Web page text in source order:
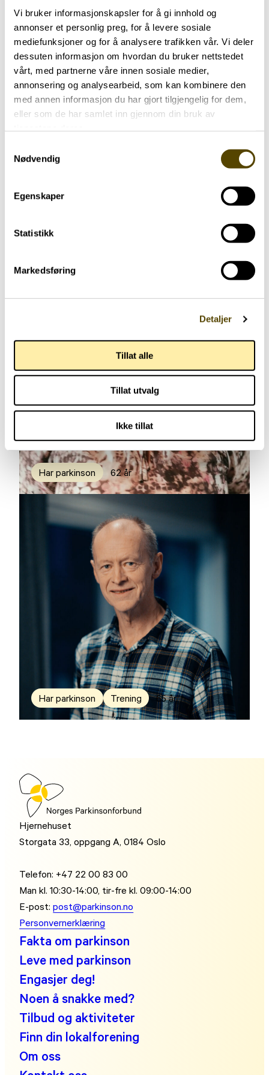
Vi bruker informasjonskapsler for å gi innhold og
annonser et personlig preg, for å levere sosiale
mediefunksjoner og for å analysere trafikken vår. Vi deler
dessuten informasjon om hvordan du bruker nettstedet
vårt, med partnerne våre innen sosiale medier,
annonsering og analysearbeid, som kan kombinere den
med annen informasjon du har gjort tilgjengelig for dem,
eller som de har samlet inn gjennom din bruk av
Nødvendig
Egenskaper
Statistikk
Markedsføring
Detaljer
Tillat alle
Tillat utvalg
Ikke tillat
Har parkinson
Har parkinson 62 år
Har parkinson Trening 65 år
Hjernehuset
Storgata 33, oppgang A, 0184 Oslo
Telefon: +47 22 00 83 00
Man kl. 10:30-14:00, tir-fre kl. 09:00-14:00
E-post:post@parkinson.no
Personvernerklæring
Fakta om parkinson
Leve med parkinson
Engasjer deg!
Noen å snakke med?
Tilbud og aktiviteter
Finn din lokalforening
Om oss